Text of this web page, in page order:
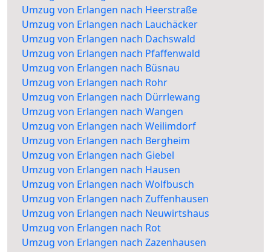
Umzug von Erlangen nach Heerstraße
Umzug von Erlangen nach Lauchäcker
Umzug von Erlangen nach Dachswald
Umzug von Erlangen nach Pfaffenwald
Umzug von Erlangen nach Büsnau
Umzug von Erlangen nach Rohr
Umzug von Erlangen nach Dürrlewang
Umzug von Erlangen nach Wangen
Umzug von Erlangen nach Weilimdorf
Umzug von Erlangen nach Bergheim
Umzug von Erlangen nach Giebel
Umzug von Erlangen nach Hausen
Umzug von Erlangen nach Wolfbusch
Umzug von Erlangen nach Zuffenhausen
Umzug von Erlangen nach Neuwirtshaus
Umzug von Erlangen nach Rot
Umzug von Erlangen nach Zazenhausen